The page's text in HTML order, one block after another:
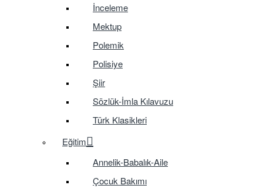
İnceleme
Mektup
Polemik
Polisiye
Şiir
Sözlük-İmla Kılavuzu
Türk Klasikleri
Eğitim
Annelik-Babalık-Aile
Çocuk Bakımı